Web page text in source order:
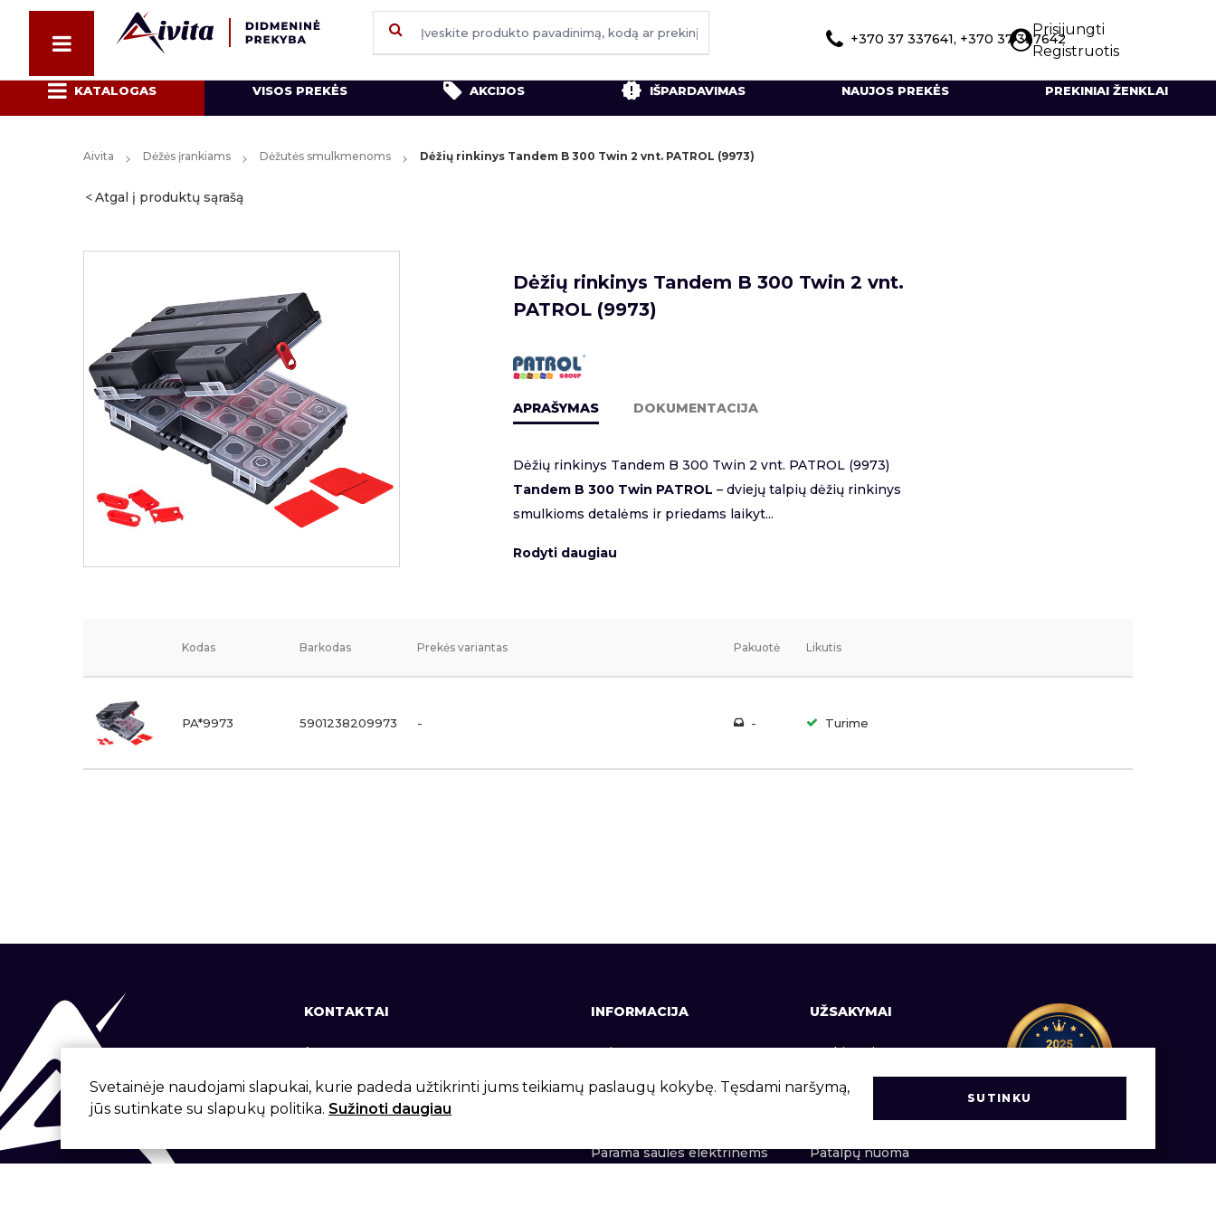
Prisijungti
Registruotis
+370 37 337641, +370 37 337642
KATALOGAS VISOS PREKĖS AKCIJOS IŠPARDAVIMAS NAUJOS PREKĖS PREKINIAI ŽENKLAI
Aivita Dėžės įrankiams Dėžutės smulkmenoms Dėžių rinkinys Tandem B 300 Twin 2 vnt. PATROL (9973)
Atgal į produktų sąrašą
Dėžių rinkinys Tandem B 300 Twin 2 vnt.
PATROL (9973)
APRAŠYMAS DOKUMENTACIJA
Dėžių rinkinys Tandem B 300 Twin 2 vnt. PATROL (9973)
Tandem B 300 Twin PATROL – dviejų talpių dėžių rinkinys
smulkioms detalėms ir priedams laikyt...
Rodyti daugiau
Kodas Barkodas Prekės variantas Pakuotė Likutis
PA*9973 5901238209973 - - Turime
KONTAKTAI
+370 37 337641, +370 37 337642
info@aivita.lt
Svirbygalos g. 6, Kaunas, LT-46281
INFORMACIJA
Apie mus
Kontaktai
Parama saulės elektrinėms
UŽSAKYMAI
Prekių pristatymas
Informacija vartotojams
Užsakymų vadovas
Patalpų nuoma
Svetainėje naudojami slapukai, kurie padeda užtikrinti jums teikiamų paslaugų kokybę. Tęsdami naršymą,
jūs sutinkate su slapukų politika. Sužinoti daugiau
SUTINKU